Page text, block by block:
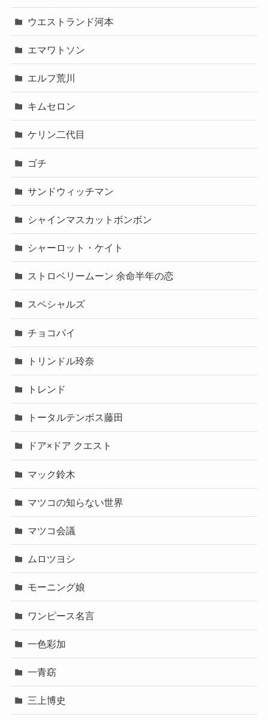
ウエストランド河本
エマワトソン
エルフ荒川
キムセロン
ケリン二代目
ゴチ
サンドウィッチマン
シャインマスカットボンボン
シャーロット・ケイト
ストロベリームーン 余命半年の恋
スペシャルズ
チョコパイ
トリンドル玲奈
トレンド
トータルテンボス藤田
ドア×ドア クエスト
マック鈴木
マツコの知らない世界
マツコ会議
ムロツヨシ
モーニング娘
ワンピース名言
一色彩加
一青窈
三上博史